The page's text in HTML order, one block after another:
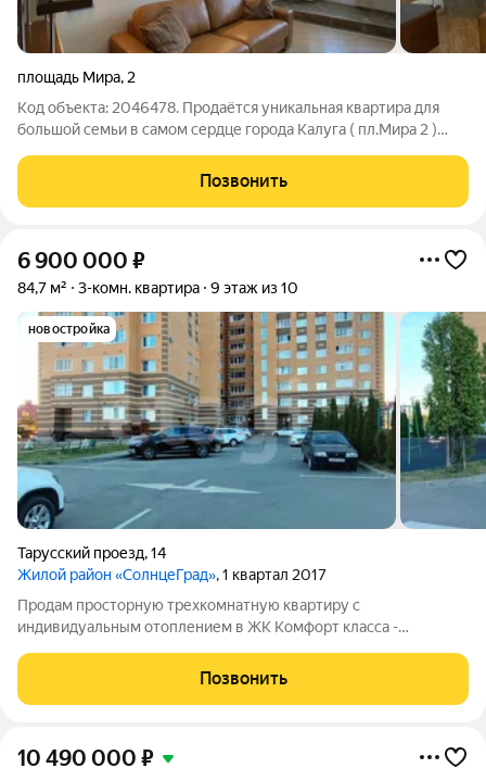
площадь Мира, 2
Код объекта: 2046478. Продаётся уникальная квартира для
большой семьи в самом сердце города Калуга ( пл.Мира 2 )
делали капитальный ремонт с
Позвонить
6 900 000 ₽
84,7 м² 3-комн. квартира 9 этаж из 10
новостройка
Тарусский проезд,14
Жилой район «СолнцеГрад», 1 квартал 2017
Продам просторную трехкомнатную квартиру с
индивидуальным отоплением в ЖК Комфорт класса -
шикарный вид на поля и леса. В квартире улучшенная
черновая отделка (разведено отопление,
Позвонить
10 490 000 ₽